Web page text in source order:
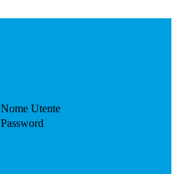
Nome Utente
Password